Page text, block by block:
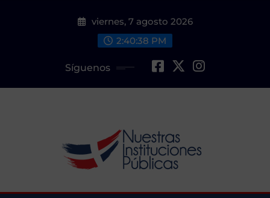
viernes, 7 agosto 2026
2:40:39 PM
Síguenos